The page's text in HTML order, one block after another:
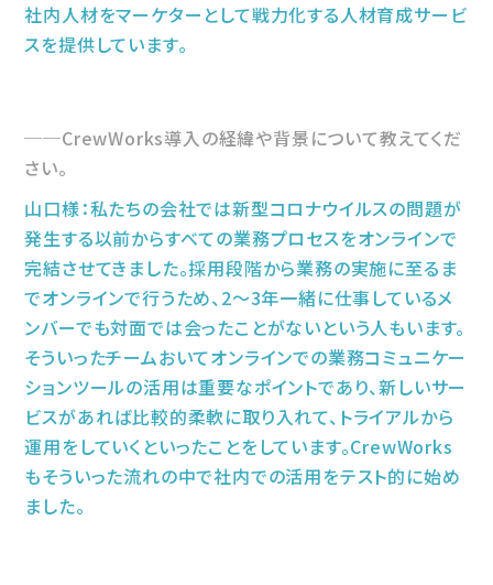
社内人材をマーケターとして戦力化する人材育成サービ
スを提供しています。
CrewWorks導入の経緯や背景について教えてくだ
さい。
山口様：私たちの会社では新型コロナウイルスの問題が
発生する以前からすべての業務プロセスをオンラインで
完結させてきました。採用段階から業務の実施に至るま
でオンラインで行うため、2〜3年一緒に仕事しているメ
ンバーでも対面では会ったことがないという人もいます。
そういったチームおいてオンラインでの業務コミュニケー
ションツールの活用は重要なポイントであり、新しいサー
ビスがあれば比較的柔軟に取り入れて、トライアルから
運用をしていくといったことをしています。CrewWorks
もそういった流れの中で社内での活用をテスト的に始め
ました。